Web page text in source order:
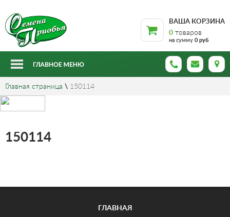
ВАША КОРЗИНА
0 товаров
на сумму 0 руб
Главная страница \ 150114
150114
ГЛАВНАЯ